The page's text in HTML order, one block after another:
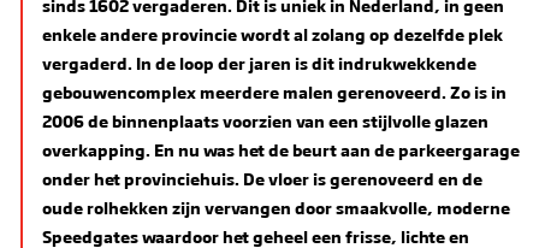
sinds 1602 vergaderen. Dit is uniek in Nederland, in geen
enkele andere provincie wordt al zolang op dezelfde plek
vergaderd. In de loop der jaren is dit indrukwekkende
gebouwencomplex meerdere malen gerenoveerd. Zo is in
2006 de binnenplaats voorzien van een stijlvolle glazen
overkapping. En nu was het de beurt aan de parkeergarage
onder het provinciehuis. De vloer is gerenoveerd en de
oude rolhekken zijn vervangen door smaakvolle, moderne
Speedgates waardoor het geheel een frisse, lichte en